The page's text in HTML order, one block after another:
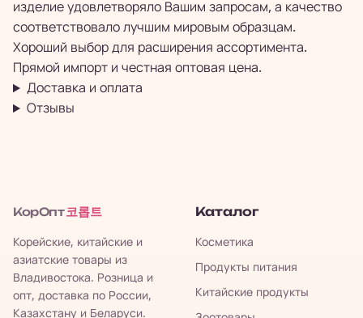
изделие удовлетворяло Вашим запросам, а качество
соответствовало лучшим мировым образцам.
Хороший выбор для расширения ассортимента.
Прямой импорт и честная оптовая цена.
Доставка и оплата
Отзывы
КорОпт 코롭트
Корейские, китайские и
азиатские товары из
Владивостока. Розница и
опт, доставка по России,
Казахстану и Беларуси.
Каталог
Косметика
Продукты питания
Китайские продукты